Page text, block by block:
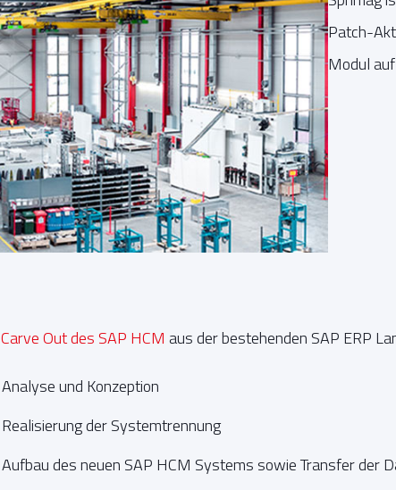
Patch-
Modul
Carve Out des SAP HCM aus der bestehenden SAP ERP
Analyse und Konzeption
Realisierung der Systemtrennung
Aufbau des neuen SAP HCM Systems sowie Transfer der